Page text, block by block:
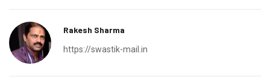
Rakesh Sharma
https://swastik-mail.in